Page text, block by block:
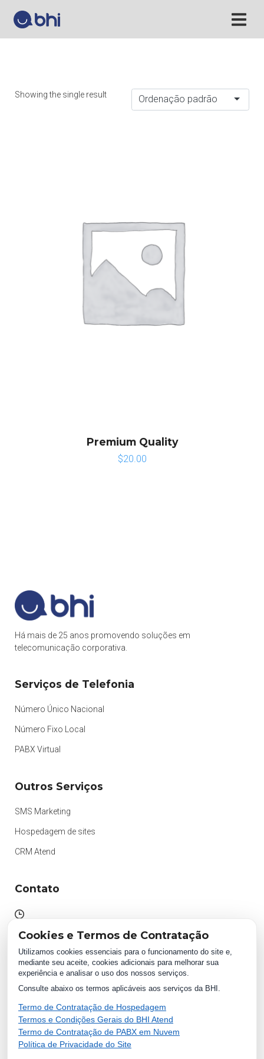
Showing the single result Ordenação padrão
Premium Quality
$20.00
Há mais de 25 anos promovendo soluções em
telecomunicação corporativa.
Serviços de Telefonia
Número Único Nacional
Número Fixo Local
PABX Virtual
Outros Serviços
SMS Marketing
Hospedagem de sites
CRM Atend
Contato
Segunda à Sexta.
WhatsApp:
(87) 2018 1234
0800 511 1234
Cookies e Termos de Contratação
Utilizamos cookies essenciais para o funcionamento do site e,
mediante seu aceite, cookies adicionais para melhorar sua
experiência e analisar o uso dos nossos serviços.
Consulte abaixo os termos aplicáveis aos serviços da BHI.
Termo de Contratação de Hospedagem
Termos e Condições Gerais do BHI Atend
Termo de Contratação de PABX em Nuvem
Política de Privacidade do Site